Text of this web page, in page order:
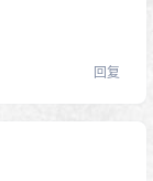
回复